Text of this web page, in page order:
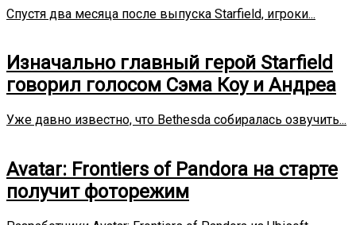
Спустя два месяца после выпуска Starfield, игроки...
Изначально главный герой Starfield
говорил голосом Сэма Коу и Андреа
Уже давно известно, что Bethesda собиралась озвучить...
Avatar: Frontiers of Pandora на старте
получит фоторежим